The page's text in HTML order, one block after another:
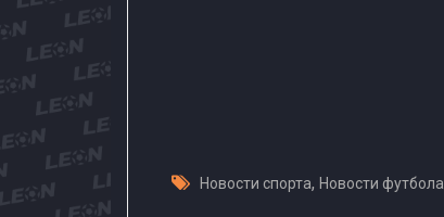
Новости спорта, Новости футбола